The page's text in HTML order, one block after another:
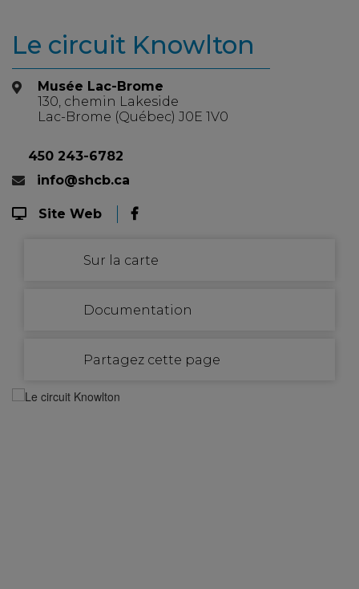
Le circuit Knowlton
Musée Lac-Brome
130, chemin Lakeside
Lac-Brome (Québec) J0E 1V0
450 243-6782
info@shcb.ca
Site Web
Sur la carte
Documentation
Partagez cette page